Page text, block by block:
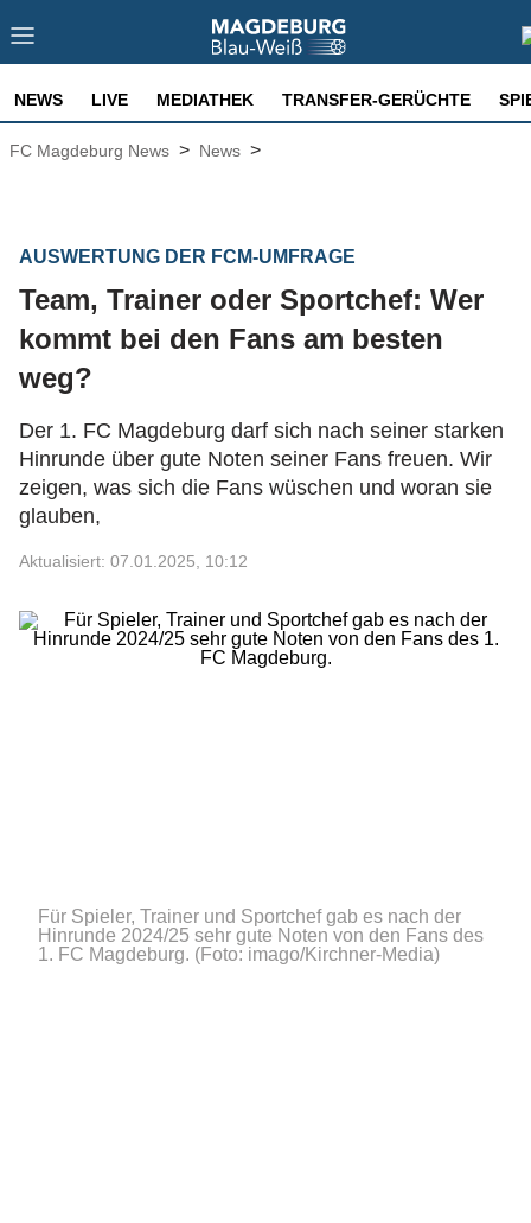
NEWS LIVE MEDIATHEK TRANSFER-GERÜCHTE
FC Magdeburg News > News >
AUSWERTUNG DER FCM-UMFRAGE
Team, Trainer oder Sportchef: Wer
kommt bei den Fans am besten
weg?
Der 1. FC Magdeburg darf sich nach seiner starken
Hinrunde über gute Noten seiner Fans freuen. Wir
zeigen, was sich die Fans wüschen und woran sie
glauben,
Aktualisiert: 07.01.2025, 10:12
Für Spieler, Trainer und Sportchef gab es nach der
Hinrunde 2024/25 sehr gute Noten von den Fans des
1. FC Magdeburg. (Foto: imago/Kirchner-Media)